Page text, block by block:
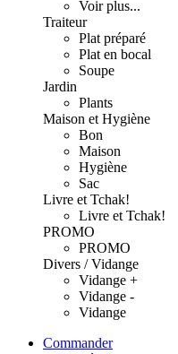
Voir plus...
Traiteur
Plat préparé
Plat en bocal
Soupe
Jardin
Plants
Maison et Hygiène
Bon
Maison
Hygiène
Sac
Livre et Tchak!
Livre et Tchak!
PROMO
PROMO
Divers / Vidange
Vidange +
Vidange -
Vidange
Commander